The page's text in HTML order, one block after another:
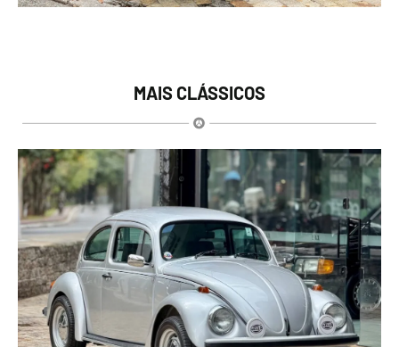
MAIS CLÁSSICOS